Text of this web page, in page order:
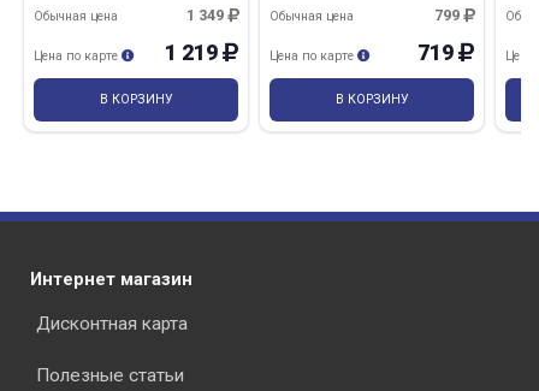
1 349
Обычная цена
1 219
Цена по карте
В КОРЗИНУ
799
Обычная цена
719
Цена по карте
В КОРЗИНУ
Цена
Интернет магазин
Дисконтная карта
Полезные статьи